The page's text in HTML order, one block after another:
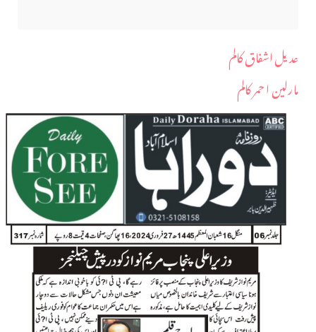
عدیل اشفاق کالم
مارلین ا حمر کالم